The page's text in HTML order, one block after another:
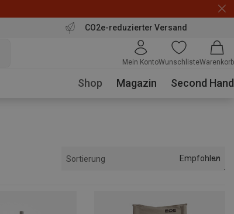
CO2e-reduzierter Versand
Mein KontoWunschlisteWarenkorb
Shop Magazin Second Hand
Sortierung Empfohlen